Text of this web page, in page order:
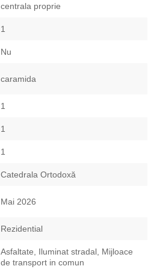
centrala proprie
1
Nu
caramida
1
1
1
Catedrala Ortodoxă
Mai 2026
Rezidential
Asfaltate, Iluminat stradal, Mijloace
de transport in comun